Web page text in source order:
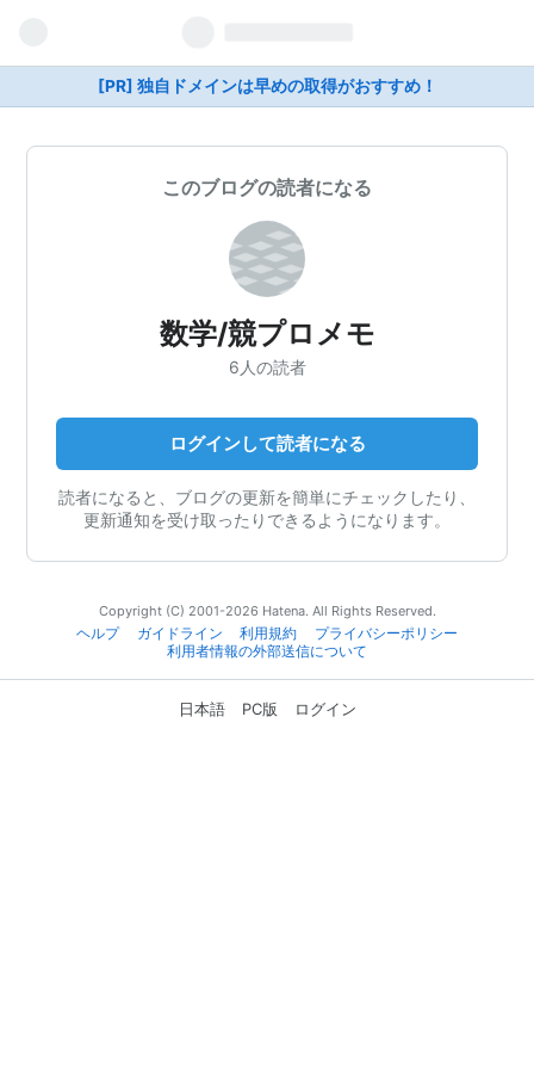
[PR] 独自ドメインは早めの取得がおすすめ！
このブログの読者になる
数学/競プロメモ
6人の読者
ログインして読者になる
読者になると、ブログの更新を簡単にチェックしたり、
更新通知を受け取ったりできるようになります。
Copyright (C) 2001-2026 Hatena. All Rights Reserved.
ヘルプ
ガイドライン 利用規約
プライバシーポリシー
利用者情報の外部送信について
日本語 PC版 ログイン